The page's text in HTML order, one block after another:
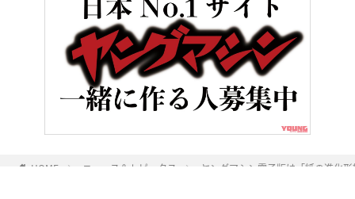
HOME ニュース＆トピックス ヤングマシン電子版は「紙の進化